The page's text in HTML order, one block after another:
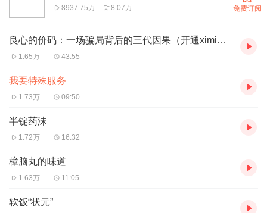
8937.75万 8.07万 免费订阅
良心的价码：一场骗局背后的三代因果（开通ximi团可免费收听）
1.65万 43:55
我要特殊服务
1.73万 09:50
半锭药沫
1.72万 16:32
樟脑丸的味道
1.63万 11:05
软饭“状元”